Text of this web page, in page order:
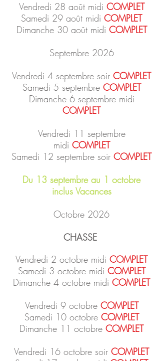
Vendredi 28 août midi COMPLET
Samedi 29 août midi COMPLET
Dimanche 30 août midi COMPLET
Septembre 2026
Vendredi 4 septembre soir COMPLET
Samedi 5 septembre COMPLET
Dimanche 6 septembre midi
COMPLET
Vendredi 11 septembre
midi COMPLET
Samedi 12 septembre soir COMPLET
Du 13 septembre au 1 octobre
inclus Vacances
Octobre 2026
CHASSE
Vendredi 2 octobre midi COMPLET
Samedi 3 octobre midi COMPLET
Dimanche 4 octobre midi COMPLET
Vendredi 9 octobre COMPLET
Samedi 10 octobre COMPLET
Dimanche 11 octobre COMPLET
Vendredi 16 octobre soir COMPLET